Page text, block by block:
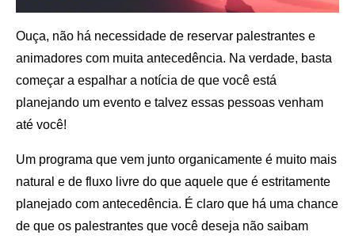
Ouça, não há necessidade de reservar palestrantes e
animadores com muita antecedência. Na verdade, basta
começar a espalhar a notícia de que você está
planejando um evento e talvez essas pessoas venham
até você!
Um programa que vem junto organicamente é muito mais
natural e de fluxo livre do que aquele que é estritamente
planejado com antecedência. É claro que há uma chance
de que os palestrantes que você deseja não saibam